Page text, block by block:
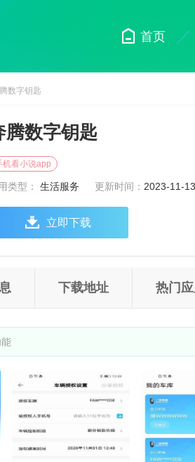
首页
数字钥匙
腾数字钥匙
机看小说app
类型： 生活服务 更新时间： 2023-11-
立即下载
下载地址 热门应